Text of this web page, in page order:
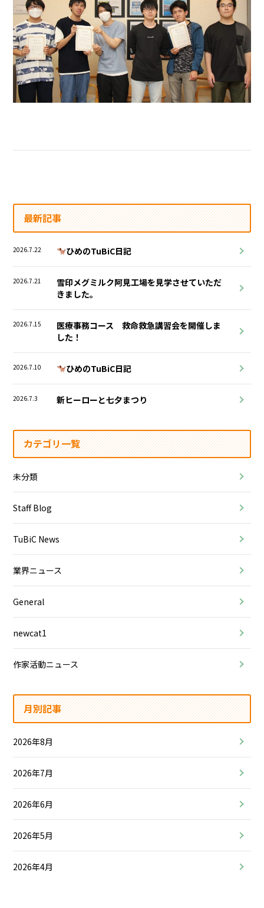
最新記事
2026.7.22 ひめのTuBiC日記
2026.7.21
雪印メグミルク阿見工場を見学させていただ
きました。
2026.7.15
医療事務コース 救命救急講習会を開催しま
した！
2026.7.10 ひめのTuBiC日記
2026.7.3 新ヒーローと七夕まつり
カテゴリ一覧
未分類
Staff Blog
TuBiC News
業界ニュース
General
newcat1
作家活動ニュース
月別記事
2026年8月
2026年7月
2026年6月
2026年5月
2026年4月